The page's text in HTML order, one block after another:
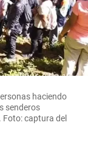
haciendo
senderos
Foto: captura del